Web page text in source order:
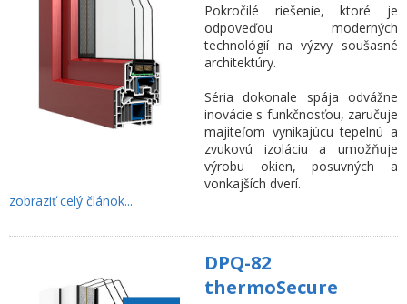
Pokročilé riešenie, ktoré je
odpoveďou moderných
technológií na výzvy soušasné
architektúry.
Séria dokonale spája odvážne
inovácie s funkčnosťou, zaručuje
majiteľom vynikajúcu tepelnú a
zvukovú izoláciu a umožňuje
výrobu okien, posuvných a
vonkajších dverí.
zobraziť celý článok...
DPQ-82
thermoSecure